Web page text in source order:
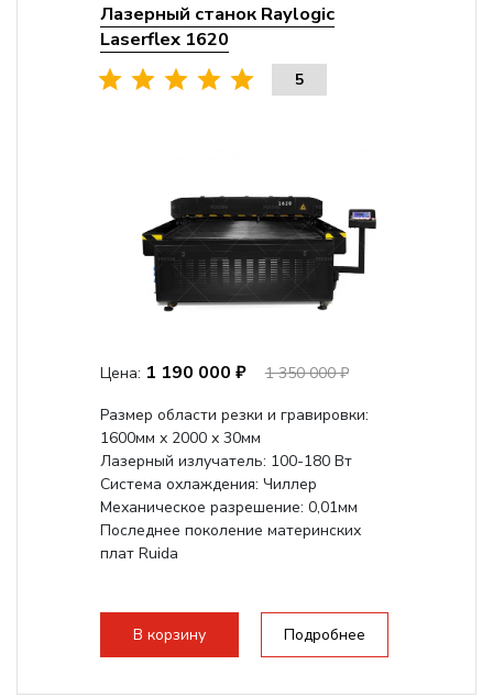
Лазерный станок Raylogic
Laserflex 1620
5
Цена: 1 190 000 ₽
1 350 000 ₽
Размер области резки и гравировки:
1600мм х 2000 х 30мм
Лазерный излучатель: 100-180 Вт
Система охлаждения: Чиллер
Механическое разрешение: 0,01мм
Последнее поколение материнских
плат Ruida
В корзину Подробнее